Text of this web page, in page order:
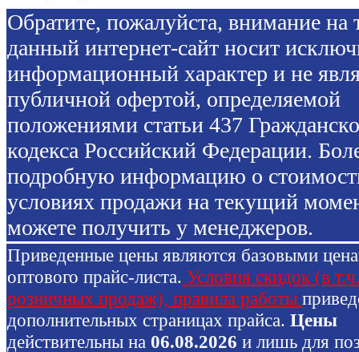
Обратите, пожалуйста, внимание на
данный интернет-сайт носит
информационный характер и не
публичной офертой, определяемой
положениями статьи 437
кодекса Российский Федерации.
подробную информацию о
условиях продажи на текущий
можете получить у менеджеров.
Приведенные цены являются базовыми
оптового прайс-листа. Условия скидок (в
розничных продаж), правила работы
дополнительных страницах прайса. Цены
действительны на 06.08.2026 и лишь для